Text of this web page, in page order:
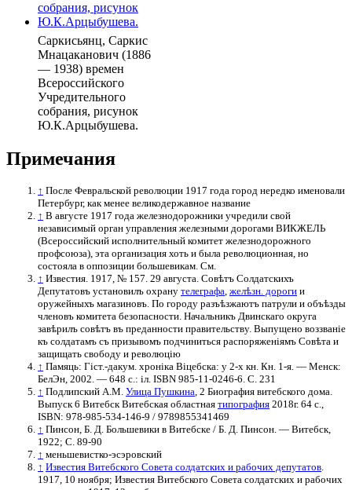
Саркисьянц, Саркис
Мнацаканович (1886
— 1938) времен
Всероссийского
Учредительного
собрания, рисунок
Ю.К.Арцыбушева.
Примечания
↑ После Февральской революции 1917 года город нередко именовали
Петербург, как менее великодержавное название
↑ В августе 1917 года железнодорожники учредили свой
независимый орган управления железными дорогами ВИКЖЕЛЬ
(Всероссийский исполнительный комитет железнодорожного
профсоюза), эта организация хоть и была революционная, но
состояла в оппозиции большевикам. См.
↑ Известия. 1917, № 157. 29 августа. Совѣтъ Солдатскихъ
Депутатовъ установилъ охрану телеграфа, желѣзн. дороги и
оружейныхъ магазиновъ. По городу разъѣзжаютъ патрули и объѣзды
членовъ комитета безопасности. Начальникъ Двинскаго округа
завѣрилъ совѣтъ въ преданности правительству. Выпущено воззваніе
къ солдатамъ съ призывомъ подчиниться распоряженіямъ Совѣта и
защищать свободу и революцію
↑ Памяць: Гіст.-дакум. хроніка Віцебска: у 2-х кн. Кн. 1-я. — Менск:
БелЭн, 2002. — 648 с.: іл. ISBN 985-11-0246-6. С. 231
↑ Подлипский А.М. Улица Пушкина, 2 Биография витебского дома.
Выпуск 6 Витебск Витебская областная типография 2018г. 64 с.,
ISBN: 978-985-534-146-9 / 9789855341469
↑ Пинсон, Б. Д. Большевики в Витебске / Б. Д. Пинсон. — Витебск,
1922; С. 89-90
↑ меньшевистко-эсэровский
↑ Известия Витебского Совета солдатских и рабочих депутатов.
1917, 10 ноября; Известия Витебского Совета солдатских и рабочих